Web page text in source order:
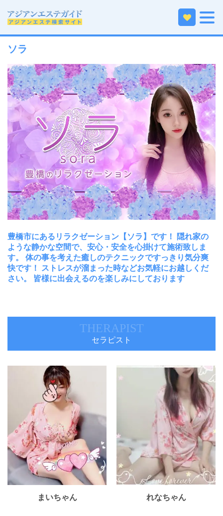
ホーム 中部エリアのアジアンエステ
愛知のアジアンエステ 東三河・豊橋・豊川のアジアンエステ
ソラ
豊橋市にあるリラクゼーション【ソラ】です！ 隠れ家の
ような静かな空間で、安心・安全を心掛けて施術致しま
す。 体の事を考えた癒しのテクニックですっきり気分爽
快です！ ストレスが溜まった時などお気軽にお越しくだ
さい。 皆様に出会えるのを楽しみにしております
THERAPIST
セラピスト
まいちゃん れなちゃん